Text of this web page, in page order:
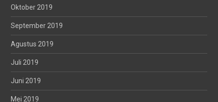
Oktober 2019
September 2019
Agustus 2019
Juli 2019
Juni 2019
Mei 2019